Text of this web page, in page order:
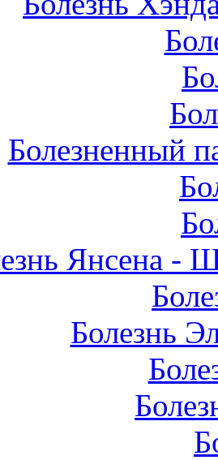
Болезненный
Янсена -
Болезнь